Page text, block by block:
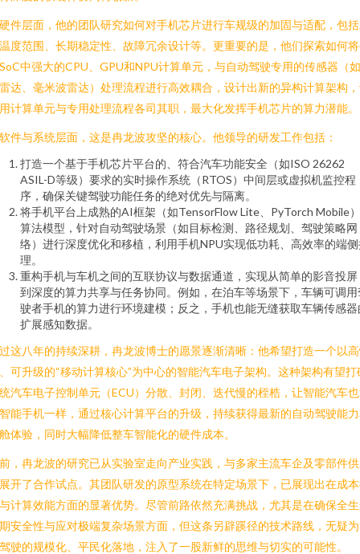
件层面，他的团队研究如何对手机芯片进行车规级的加固与适配，包
度范围、长期稳定性、故障冗余设计等。更重要的是，他们探索如何
中强大的CPU、GPU和NPU计算单元，与自动驾驶专用的传感器（
达、毫米波雷达）处理流程进行高效耦合，设计出新的异构计算架构
计算单元与专用处理流程各司其职，最大化发挥手机芯片的算力潜能。
件与系统层面，这是冉龙波攻坚的核心。他领导的研发工作包括：
打造一个基于手机芯片平台的、符合汽车功能安全（如ISO 26262
ASIL-D等级）要求的实时操作系统（RTOS）中间层或虚拟机监控程
序，确保关键驾驶功能任务的绝对优先与隔离。
将手机平台上成熟的AI框架（如TensorFlow Lite、PyTorch Mobile
算法模型，针对自动驾驶场景（如目标检测、路径规划、驾驶策略网
络）进行深度优化和移植，利用手机NPU实现低功耗、高效率的端
理。
重构手机与车机之间的互联协议与数据通道，实现从简单的影音投屏
到深度的算力共享与任务协同。例如，在泊车等场景下，车辆可调用
驶者手机的算力进行环境建模；反之，手机也能无缝获取车辆传感器
扩展感知数据。
这八年的持续深耕，冉龙波博士的愿景逐渐清晰：他希望打造一个以
可升级的“移动计算核心”为中心的智能汽车电子架构。这种架构有望打
汽车电子控制单元（ECU）分散、封闭、迭代慢的桎梏，让智能汽车
能手机一样，通过核心计算平台的升级，持续获得最新的自动驾驶能
体验，同时大幅降低整车智能化的硬件成本。
，冉龙波的研究已从实验室走向产业实践，与多家主流车企及零部件
开了合作试点。其团队研发的原型系统在特定场景下，已展现出在成
计算效能方面的显著优势。尽管前路依然充满挑战，尤其是在确保全
安全性与应对极端复杂场景方面，但这条另辟蹊径的技术路线，无疑
驶的规模化、平民化落地，注入了一股新鲜的思维与切实的可能性。